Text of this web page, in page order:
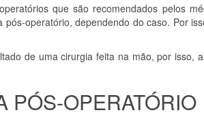
que são recomendados pelos
operatório, dependendo do caso. Por
de uma cirurgia feita na mão, por isso,
PÓS-OPERATÓRIO